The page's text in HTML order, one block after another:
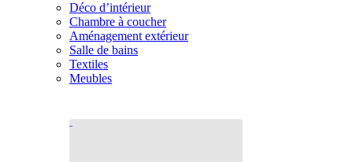
Déco d’intérieur
Chambre à coucher
Aménagement extérieur
Salle de bains
Textiles
Meubles